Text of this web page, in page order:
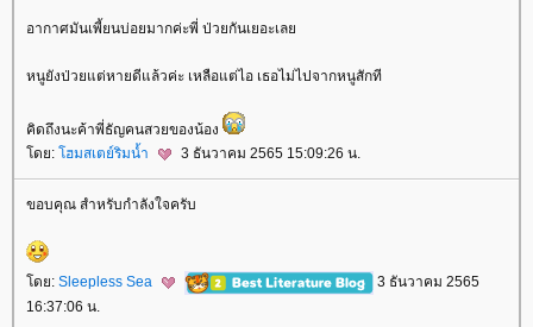
อากาศมันเพี้ยนบ่อยมากค่ะพี่ ป่วยกันเยอะเล
หนูยังป่วยแต่หายดีแล้วค่ะ เหลือแต่ไอ เธอไม่ไปจากหนูสักที
คิดถึงนะค้าพี่ธัญคนสวยของน้อง
ดย: ฮมสเตย์ริมน้ำ 3 ธันวาคม 2565 15:09:26 น.
ขอบคุณ สำหรับกำลังใจครับ
ดย: Sleepless Sea
3 ธันวาคม 2565
16:37:06 น.